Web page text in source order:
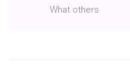
What others